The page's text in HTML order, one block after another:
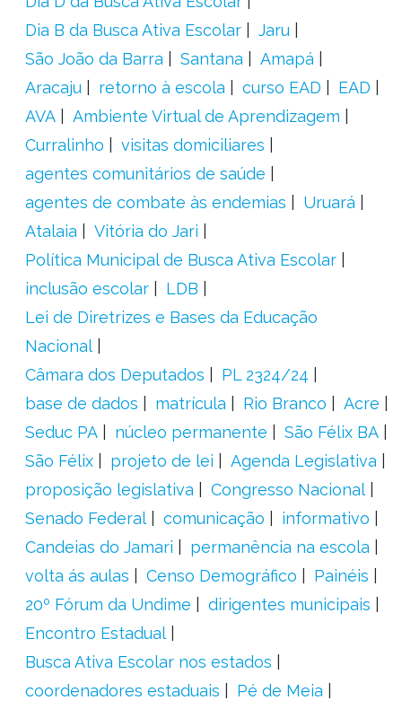
Dia B da Busca Ativa Escolar
Jaru
São João da Barra
Santana
Amapá
Aracaju
retorno à escola curso EAD
EAD
AVA
Ambiente Virtual de Aprendizagem
Curralinho
visitas domiciliares
agentes comunitários de saúde
agentes de combate às endemias
Uruará
Atalaia
Vitória do Jari
Política Municipal de Busca Ativa Escolar
inclusão escolar
LDB
Lei de Diretrizes e Bases da Educação
Nacional
Câmara dos Deputados
PL 2324/24
base de dados
matrícula Rio Branco
Acre
Seduc PA
núcleo permanente
São Félix BA
São Félix
projeto de lei
Agenda Legislativa
proposição legislativa
Congresso Nacional
Senado Federal
comunicação
informativo
Candeias do Jamari
permanência na escola
volta ás aulas
Censo Demográfico
Painéis
20º Fórum da Undime
dirigentes municipais
Encontro Estadual
Busca Ativa Escolar nos estados
coordenadores estaduais
Pé de Meia